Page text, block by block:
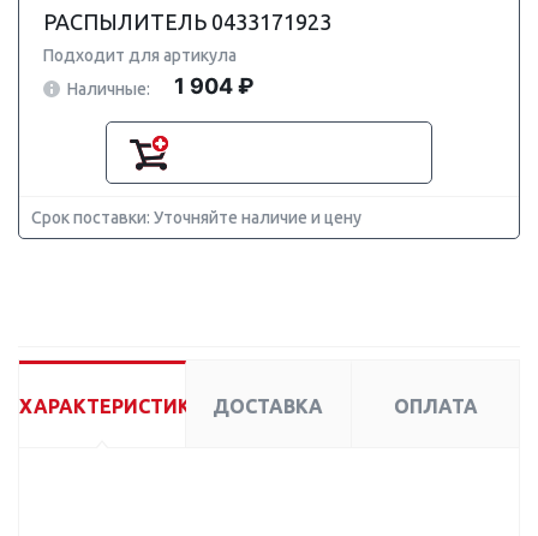
РАСПЫЛИТЕЛЬ 0433171923
Подходит для артикула
Наличные:
1 904 ₽
Срок поставки: Уточняйте наличие и цену
ХАРАКТЕРИСТИКИ ДОСТАВКА ОПЛАТА